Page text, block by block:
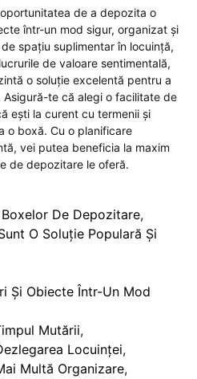
de a depozita o
într-un mod sigur, organizat și
spațiu suplimentar în locuință,
de valoare sentimentală,
o soluție excelentă pentru a
te că alegi o facilitate de
ești la curent cu termenii și
o boxă. Cu o planificare
vei putea beneficia la maxim
de depozitare le oferă.
De Depozitare,
O Soluție Populară Și
Și Obiecte Într-Un Mod
Mutării,
Locuinței,
Multă Organizare,